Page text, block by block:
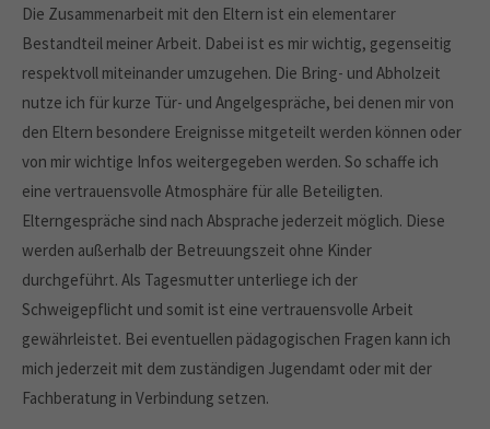
Die Zusammenarbeit mit den Eltern ist ein elementarer
Bestandteil meiner Arbeit. Dabei ist es mir wichtig, gegenseitig
respektvoll miteinander umzugehen. Die Bring- und Abholzeit
nutze ich für kurze Tür- und Angelgespräche, bei denen mir von
den Eltern besondere Ereignisse mitgeteilt werden können oder
von mir wichtige Infos weitergegeben werden. So schaffe ich
eine vertrauensvolle Atmosphäre für alle Beteiligten.
Elterngespräche sind nach Absprache jederzeit möglich. Diese
werden außerhalb der Betreuungszeit ohne Kinder
durchgeführt. Als Tagesmutter unterliege ich der
Schweigepflicht und somit ist eine vertrauensvolle Arbeit
gewährleistet. Bei eventuellen pädagogischen Fragen kann ich
mich jederzeit mit dem zuständigen Jugendamt oder mit der
Fachberatung in Verbindung setzen.